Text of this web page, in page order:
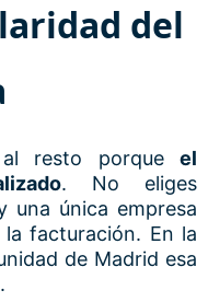
del
resto porque el
. No eliges
una única empresa
facturación. En la
de Madrid esa
.